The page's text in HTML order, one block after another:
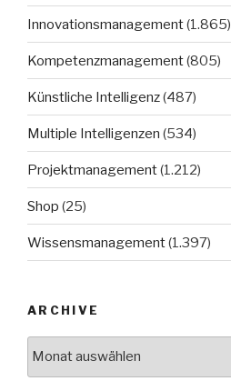
Innovationsmanagement(1.865)
Kompetenzmanagement(805)
Künstliche Intelligenz(487)
Multiple Intelligenzen (534)
Projektmanagement(1.212)
Shop (25)
Wissensmanagement(1.397)
ARCHIVE